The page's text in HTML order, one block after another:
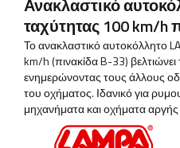
Ανακλαστικό
ταχύτητας 100 km/h
Το ανακλαστικό αυτοκόλλητο
km/h (πινακίδα B-33)
ενημερώνοντας τους άλλους
του οχήματος. Ιδανικό για
μηχανήματα και οχήματα αργής